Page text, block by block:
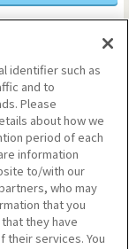
示について
ションの実施】
ミネート作品につ
identifier such as
and to
Please
about how we
period of each
information
to/with our
who may
that you
they have
their services. You